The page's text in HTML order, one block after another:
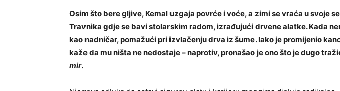
Osim što bere gljive, Kemal uzgaja povrće i voće, a zimi se vraća u svoje
Travnika gdje se bavi stolarskim radom, izrađujući drvene alatke. Kada
kao nadničar, pomažući pri izvlačenju drva iz šume. Iako je promijenio
kaže da mu ništa ne nedostaje – naprotiv, pronašao je ono što je dugo
mir.